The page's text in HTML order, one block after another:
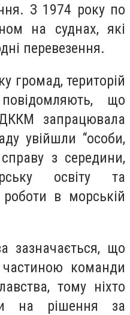
З 1974 року по
на суднах, які
перевезення.
громад, територій
що
запрацювала
увійшли “особи,
з середини,
освіту та
роботи в морській
зазначається, що
команди
тому ніхто
на рішення за